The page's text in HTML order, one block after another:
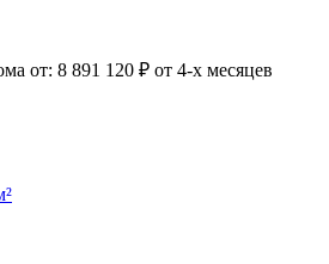
от: 8 891 120 ₽ от 4-х месяцев